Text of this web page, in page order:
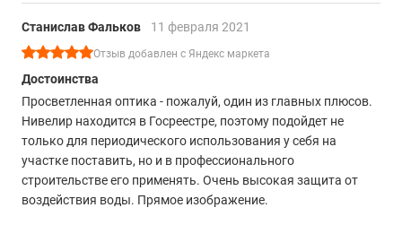
Станислав Фальков 11 февраля 2021
Отзыв добавлен с Яндекс маркета
Достоинства
Просветленная оптика - пожалуй, один из главных плюсов.
Нивелир находится в Госреестре, поэтому подойдет не
только для периодического использования у себя на
участке поставить, но и в профессионального
строительстве его применять. Очень высокая защита от
воздействия воды. Прямое изображение.